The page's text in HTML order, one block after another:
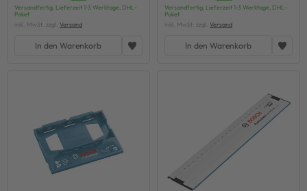
Versandfertig, Lieferzeit 1-3 Werktage, DHL-
Paket
inkl. MwSt. zzgl. Versand
In den Warenkorb
Versandfertig, Lieferzeit 1-3 Werktage, DHL-
Paket
inkl. MwSt. zzgl. Versand
In den Warenkorb